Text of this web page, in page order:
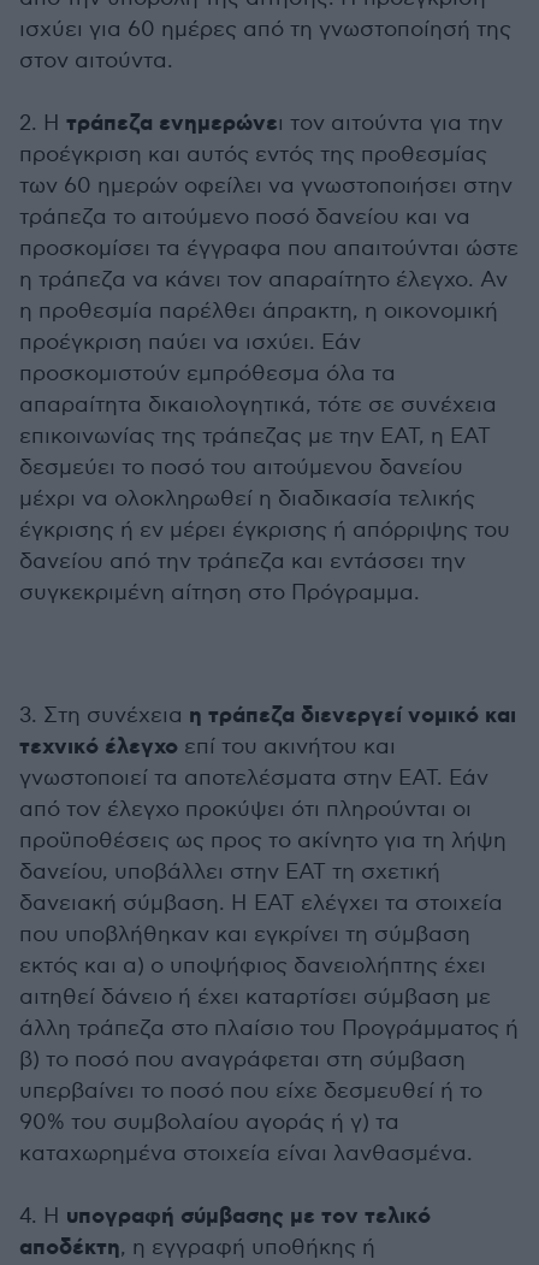
ισχύει για 60 ημέρες από τη γνωστοποίησή της
στον αιτούντα.
2. Η τράπεζα ενημερώνει τον αιτούντα για την
προέγκριση και αυτός εντός της προθεσμίας
των 60 ημερών οφείλει να γνωστοποιήσει στην
τράπεζα το αιτούμενο ποσό δανείου και να
προσκομίσει τα έγγραφα που απαιτούνται ώστε
η τράπεζα να κάνει τον απαραίτητο έλεγχο. Αν
η προθεσμία παρέλθει άπρακτη, η οικονομική
προέγκριση παύει να ισχύει. Εάν
προσκομιστούν εμπρόθεσμα όλα τα
απαραίτητα δικαιολογητικά, τότε σε συνέχεια
επικοινωνίας της τράπεζας με την ΕΑΤ, η ΕΑΤ
δεσμεύει το ποσό του αιτούμενου δανείου
μέχρι να ολοκληρωθεί η διαδικασία τελικής
έγκρισης ή εν μέρει έγκρισης ή απόρριψης του
δανείου από την τράπεζα και εντάσσει την
συγκεκριμένη αίτηση στο Πρόγραμμα.
3. Στη συνέχεια η τράπεζα διενεργεί νομικό και
τεχνικό έλεγχο επί του ακινήτου και
γνωστοποιεί τα αποτελέσματα στην ΕΑΤ. Εάν
από τον έλεγχο προκύψει ότι πληρούνται οι
προϋποθέσεις ως προς το ακίνητο για τη λήψη
δανείου, υποβάλλει στην ΕΑΤ τη σχετική
δανειακή σύμβαση. Η ΕΑΤ ελέγχει τα στοιχεία
που υποβλήθηκαν και εγκρίνει τη σύμβαση
εκτός και α) ο υποψήφιος δανειολήπτης έχει
αιτηθεί δάνειο ή έχει καταρτίσει σύμβαση με
άλλη τράπεζα στο πλαίσιο του Προγράμματος ή
β) το ποσό που αναγράφεται στη σύμβαση
υπερβαίνει το ποσό που είχε δεσμευθεί ή το
90% του συμβολαίου αγοράς ή γ) τα
καταχωρημένα στοιχεία είναι λανθασμένα.
4. Η υπογραφή σύμβασης με τον τελικό
αποδέκτη, η εγγραφή υποθήκης ή